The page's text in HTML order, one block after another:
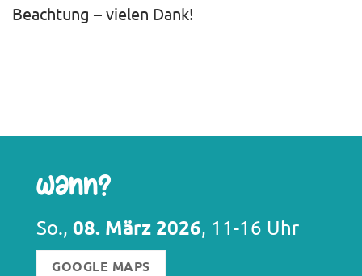
Beachtung – vielen Dank!
Wann?
So., 08. März 2026, 11-16 Uhr
GOOGLE MAPS